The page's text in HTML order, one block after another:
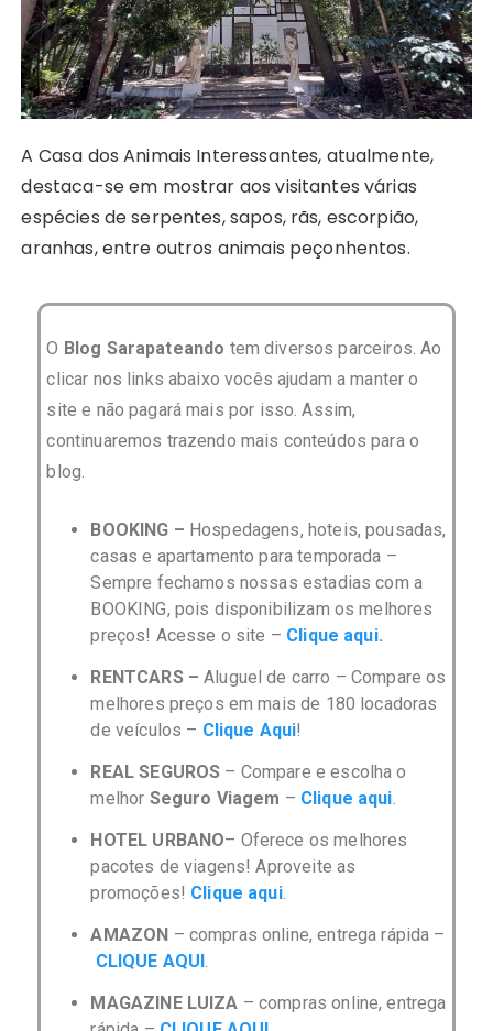
A Casa dos Animais Interessantes, atualmente,
destaca-se em mostrar aos visitantes várias
espécies de serpentes, sapos, rãs, escorpião,
aranhas, entre outros animais peçonhentos.
O Blog Sarapateando tem diversos parceiros. Ao
clicar nos links abaixo vocês ajudam a manter o
site e não pagará mais por isso. Assim,
continuaremos trazendo mais conteúdos para o
blog.
BOOKING – Hospedagens, hoteis, pousadas,
casas e apartamento para temporada –
Sempre fechamos nossas estadias com a
BOOKING, pois disponibilizam os melhores
preços! Acesse o site – Clique aqui.
RENTCARS –Aluguel de carro – Compare os
melhores preços em mais de 180 locadoras
de veículos – Clique Aqui!
REAL SEGUROS – Compare e escolha o
melhor Seguro Viagem – Clique aqui.
HOTEL URBANO– Oferece os melhores
pacotes de viagens! Aproveite as
promoções! Clique aqui.
AMAZON – compras online, entrega rápida –
CLIQUE AQUI.
MAGAZINE LUIZA – compras online, entrega